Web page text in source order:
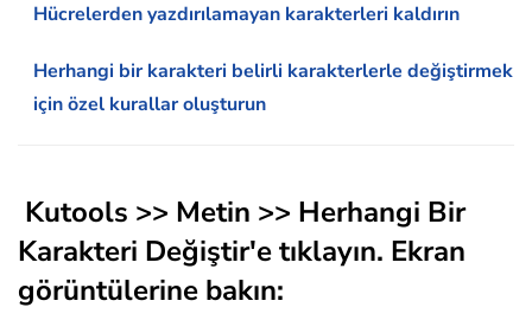
Hücrelerden yazdırılamayan karakterleri kaldırın
Herhangi bir karakteri belirli karakterlerle değiştirmek
için özel kurallar oluşturun
Kutools >> Metin >> Herhangi Bir
Karakteri Değiştir'e tıklayın. Ekran
görüntülerine bakın: